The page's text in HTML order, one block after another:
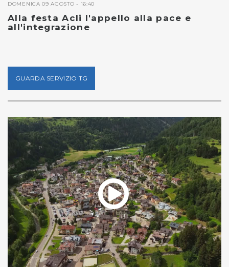
DOMENICA 09 AGOSTO - 16:40
Alla festa Acli l'appello alla pace e
all'integrazione
GUARDA SERVIZIO TG